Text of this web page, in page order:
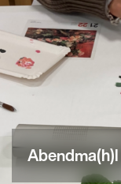
Abendma(h)l